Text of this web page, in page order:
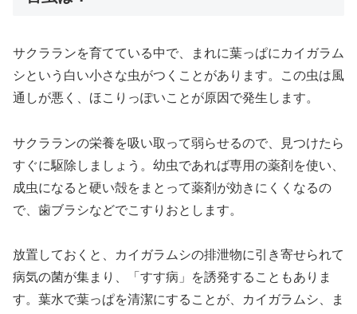
サクラランを育てている中で、まれに葉っぱにカイガラム
シという白い小さな虫がつくことがあります。この虫は風
通しが悪く、ほこりっぽいことが原因で発生します。
サクラランの栄養を吸い取って弱らせるので、見つけたら
すぐに駆除しましょう。幼虫であれば専用の薬剤を使い、
成虫になると硬い殻をまとって薬剤が効きにくくなるの
で、歯ブラシなどでこすりおとします。
放置しておくと、カイガラムシの排泄物に引き寄せられて
病気の菌が集まり、「すす病」を誘発することもありま
す。葉水で葉っぱを清潔にすることが、カイガラムシ、ま